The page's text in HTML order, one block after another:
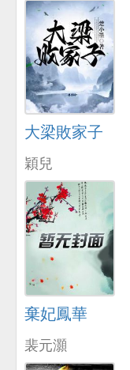
大梁敗家子
穎兒
棄妃鳳華
裴元灝